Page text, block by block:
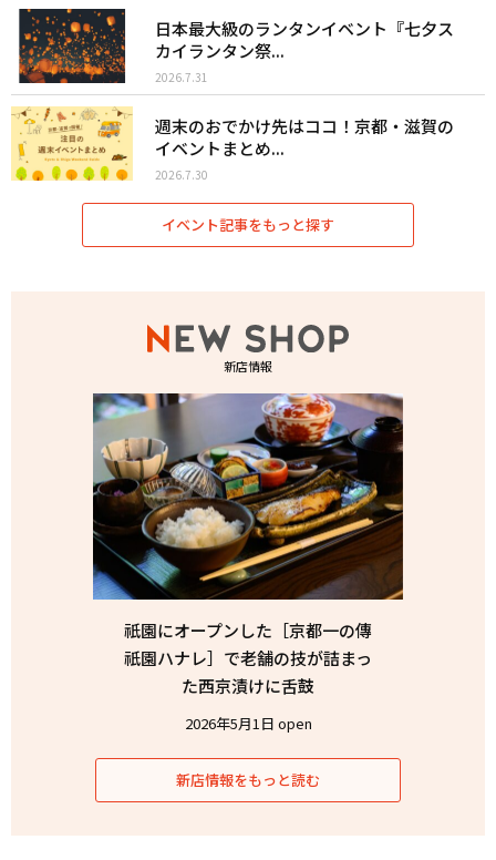
日本最大級のランタンイベント『七夕ス
カイランタン祭...
2026.7.31
週末のおでかけ先はココ！京都・滋賀の
イベントまとめ...
2026.7.30
イベント記事をもっと探す
新店情報
祇園にオープンした［京都一の傳
祇園ハナレ］で老舗の技が詰まっ
た西京漬けに舌鼓
2026年5月1日 open
新店情報をもっと読む